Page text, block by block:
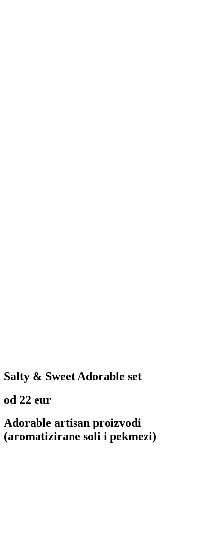
Salty & Sweet Adorable set
od 22 eur
Adorable artisan proizvodi
(aromatizirane soli i pekmezi)